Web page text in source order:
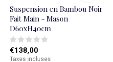
Suspension en Bambou Noir
Fait Main - Mason
D60xH40cm
€138,00
Taxes incluses